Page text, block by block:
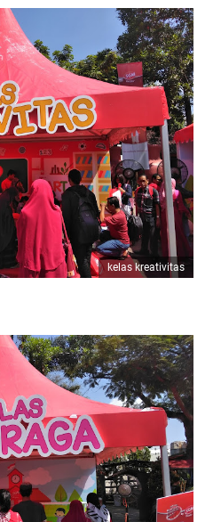
kelas kreativitas